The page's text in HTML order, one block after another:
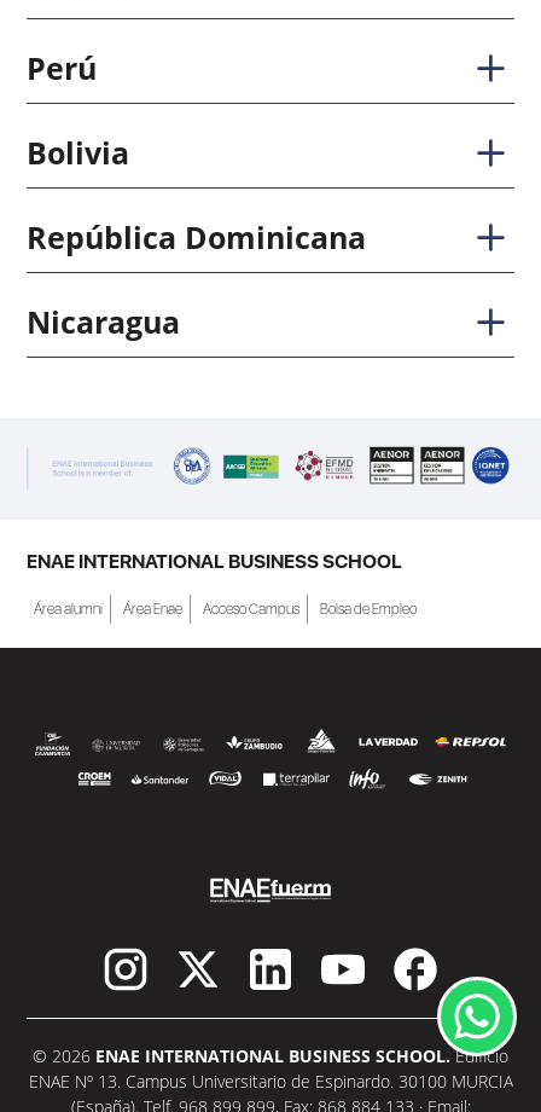
Perú
Bolivia
República Dominicana
Nicaragua
ENAE INTERNATIONAL BUSINESS SCHOOL
Área alumni Área Enae Acceso Campus Bolsa de Empleo
© 2026 ENAE INTERNATIONAL BUSINESS SCHOOL.Edificio
ENAE Nº 13. Campus Universitario de Espinardo. 30100 MURCIA
(España). Telf. 968 899 899, Fax: 868 884 133 · Email: